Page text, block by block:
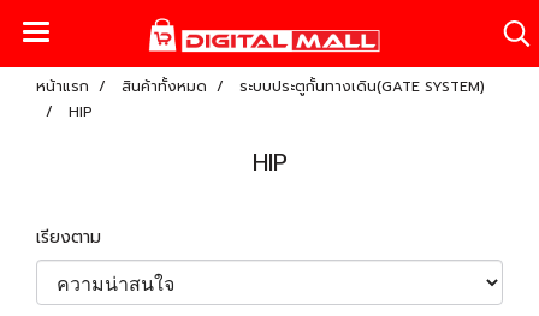
หน้าแรก สินค้าทั้งหมด
ระบบประตูกั้นทางเดิน(GATE SYSTEM)
HIP
HIP
เรียงตาม